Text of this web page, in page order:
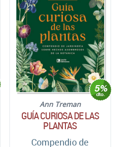
Ann Treman
GUÍA CURIOSA DE LAS
PLANTAS
Compendio de